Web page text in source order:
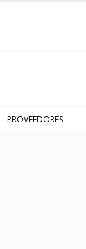
PROVEEDORES